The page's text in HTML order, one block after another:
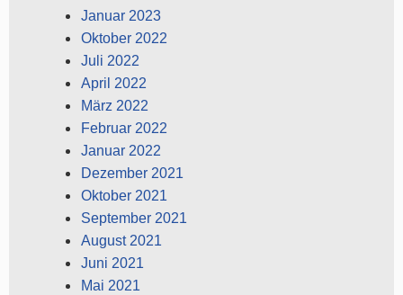
Januar 2023
Oktober 2022
Juli 2022
April 2022
März 2022
Februar 2022
Januar 2022
Dezember 2021
Oktober 2021
September 2021
August 2021
Juni 2021
Mai 2021